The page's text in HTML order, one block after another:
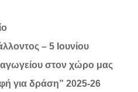
– 5 Ιουνίου
στον χώρο μας
για δράση” 2025-26